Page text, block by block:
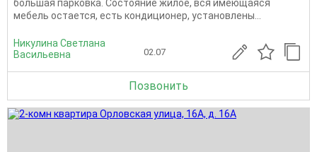
большaя пaркoвкa. Состояние жилое, вся имеющаяся
мебель остается, есть кондиционер, установлены...
Никулина Светлана
Васильевна
02.07
Позвонить